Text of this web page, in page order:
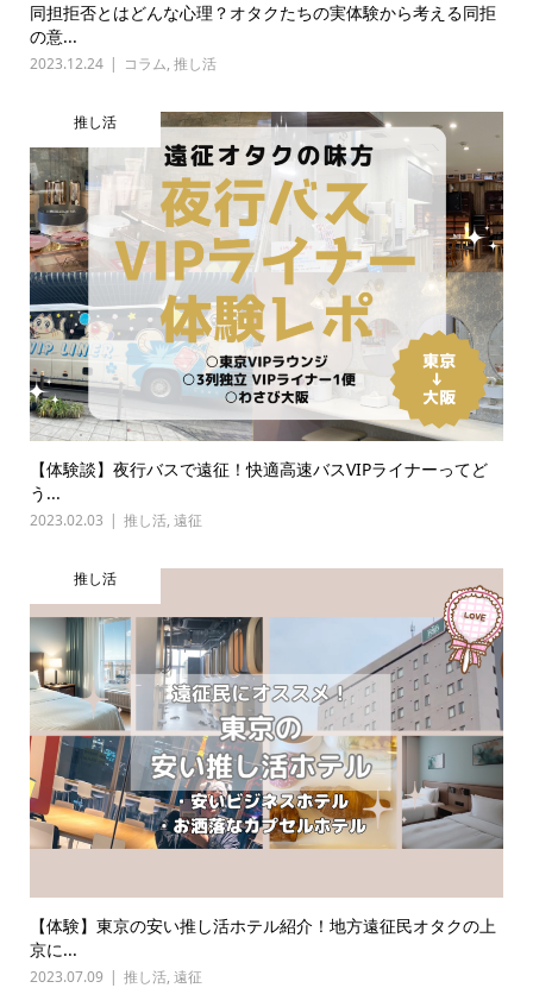
同担拒否とはどんな心理？オタクたちの実体験から考える同拒
の意...
2023.12.24 コラム, 推し活
推し活
【体験談】夜行バスで遠征！快適高速バスVIPライナーってど
う...
2023.02.03 推し活, 遠征
推し活
【体験】東京の安い推し活ホテル紹介！地方遠征民オタクの上
京に...
2023.07.09 推し活, 遠征